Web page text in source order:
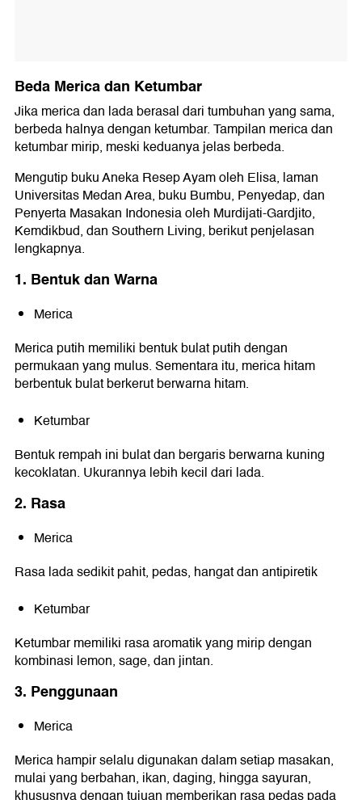
Beda Merica dan Ketumbar
Jika merica dan lada berasal dari tumbuhan yang sama,
berbeda halnya dengan ketumbar. Tampilan merica dan
ketumbar mirip, meski keduanya jelas berbeda.
Mengutip buku Aneka Resep Ayam oleh Elisa, laman
Universitas Medan Area, buku Bumbu, Penyedap, dan
Penyerta Masakan Indonesia oleh Murdijati-Gardjito,
Kemdikbud, dan Southern Living, berikut penjelasan
lengkapnya.
1. Bentuk dan Warna
Merica
Merica putih memiliki bentuk bulat putih dengan
permukaan yang mulus. Sementara itu, merica hitam
berbentuk bulat berkerut berwarna hitam.
Ketumbar
Bentuk rempah ini bulat dan bergaris berwarna kuning
kecoklatan. Ukurannya lebih kecil dari lada.
2. Rasa
Merica
Rasa lada sedikit pahit, pedas, hangat dan antipiretik
Ketumbar
Ketumbar memiliki rasa aromatik yang mirip dengan
kombinasi lemon, sage, dan jintan.
3. Penggunaan
Merica
Merica hampir selalu digunakan dalam setiap masakan,
mulai yang berbahan, ikan, daging, hingga sayuran,